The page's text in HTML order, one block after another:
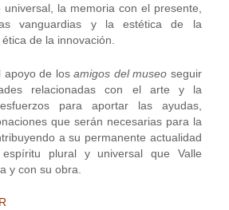
la memoria con el presente,
vanguardias y la estética de la
de la innovación.
apoyo de losamigos del museo seguir
relacionadas con el arte y la
para aportar las ayudas,
que serán necesarias para la
a su permanente actualidad
plural y universal que Valle
y con su obra.